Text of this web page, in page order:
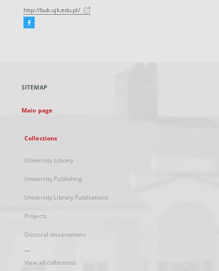
http://buk.ujk.edu.pl/
Facebook
new
SITEMAP
Main page
Collections
University Library
University Publishing
University Library Publications
Projects
Doctoral dissertations
...
View all collections